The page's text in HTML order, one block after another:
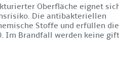
Oberfläche eignet
Die antibakteriellen
Stoffe und erfüllen die
Im Brandfall werden keine